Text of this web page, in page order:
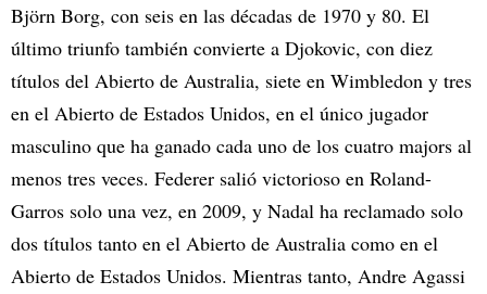
Björn Borg, con seis en las décadas de 1970 y 80. El
último triunfo también convierte a Djokovic, con diez
títulos del Abierto de Australia, siete en Wimbledon y tres
en el Abierto de Estados Unidos, en el único jugador
masculino que ha ganado cada uno de los cuatro majors al
menos tres veces. Federer salió victorioso en Roland-
Garros solo una vez, en 2009, y Nadal ha reclamado solo
dos títulos tanto en el Abierto de Australia como en el
Abierto de Estados Unidos. Mientras tanto, Andre Agassi